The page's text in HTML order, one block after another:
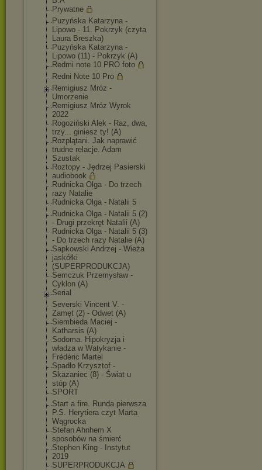
Prywatne
Puzyńska Katarzyna -
Lipowo - 11. Pokrzyk (czyta
Laura Breszka)
Puzyńska Katarzyna -
Lipowo (11) - Pokrzyk (A)
Redmi note 10 PRO foto
Redni Note 10 Pro
Remigiusz Mróz -
Umorzenie
Remigiusz Mróz Wyrok
2022
Rogoziński Alek - Raz, dwa,
trzy... giniesz ty! (A)
Rozplątani. Jak naprawić
trudne relacje. Adam
Szustak
Roztopy - Jędrzej Pasierski
audiobook
Rudnicka Olga - Do trzech
razy Natalie
Rudnicka Olga - Natalii 5
Rudnicka Olga - Natalii 5 (2)
- Drugi przekręt Natalii (A)
Rudnicka Olga - Natalii 5 (3)
- Do trzech razy Natalie (A)
Sapkowski Andrzej - Wieża
jaskółki
(SUPERPRODUKCJA)
Semczuk Przemysław -
Cyklon (A)
Serial
Severski Vincent V. -
Zamęt (2) - Odwet (A)
Siembieda Maciej -
Katharsis (A)
Sodoma. Hipokryzja i
władza w Watykanie -
Frédéric Martel
Spadło Krzysztof -
Skazaniec (8) - Świat u
stóp (A)
SPORT
Start a fire. Runda pierwsza
P.S. Herytiera czyt Marta
Wągrocka
Stefan Ahnhem X
sposobów na śmierć
Stephen King - Instytut
2019
SUPERPRODUKCJA